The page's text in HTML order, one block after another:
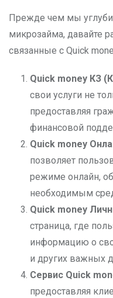
Прежде чем мы
микрозайма, давайте
связанные с Quick
Quick money КЗ
свои услуги не
предоставляя
финансовой
Quick money
позволяет
режиме онлайн,
необходимым
Quick money
страница, где
информацию о
и других важных
Сервис Quick
предоставляя